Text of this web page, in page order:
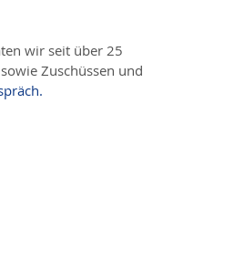
wir seit über 25
Zuschüssen und